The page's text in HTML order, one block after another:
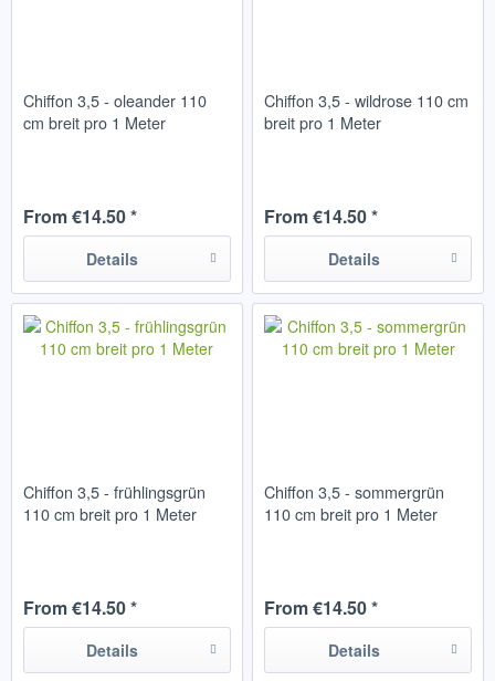
Chiffon 3,5 - oleander 110
cm breit pro 1 Meter
From €14.50 *
Details
Chiffon 3,5 - wildrose 110 cm
breit pro 1 Meter
From €14.50 *
Details
Chiffon 3,5 - frühlingsgrün
110 cm breit pro 1 Meter
From €14.50 *
Details
Chiffon 3,5 - sommergrün
110 cm breit pro 1 Meter
From €14.50 *
Details